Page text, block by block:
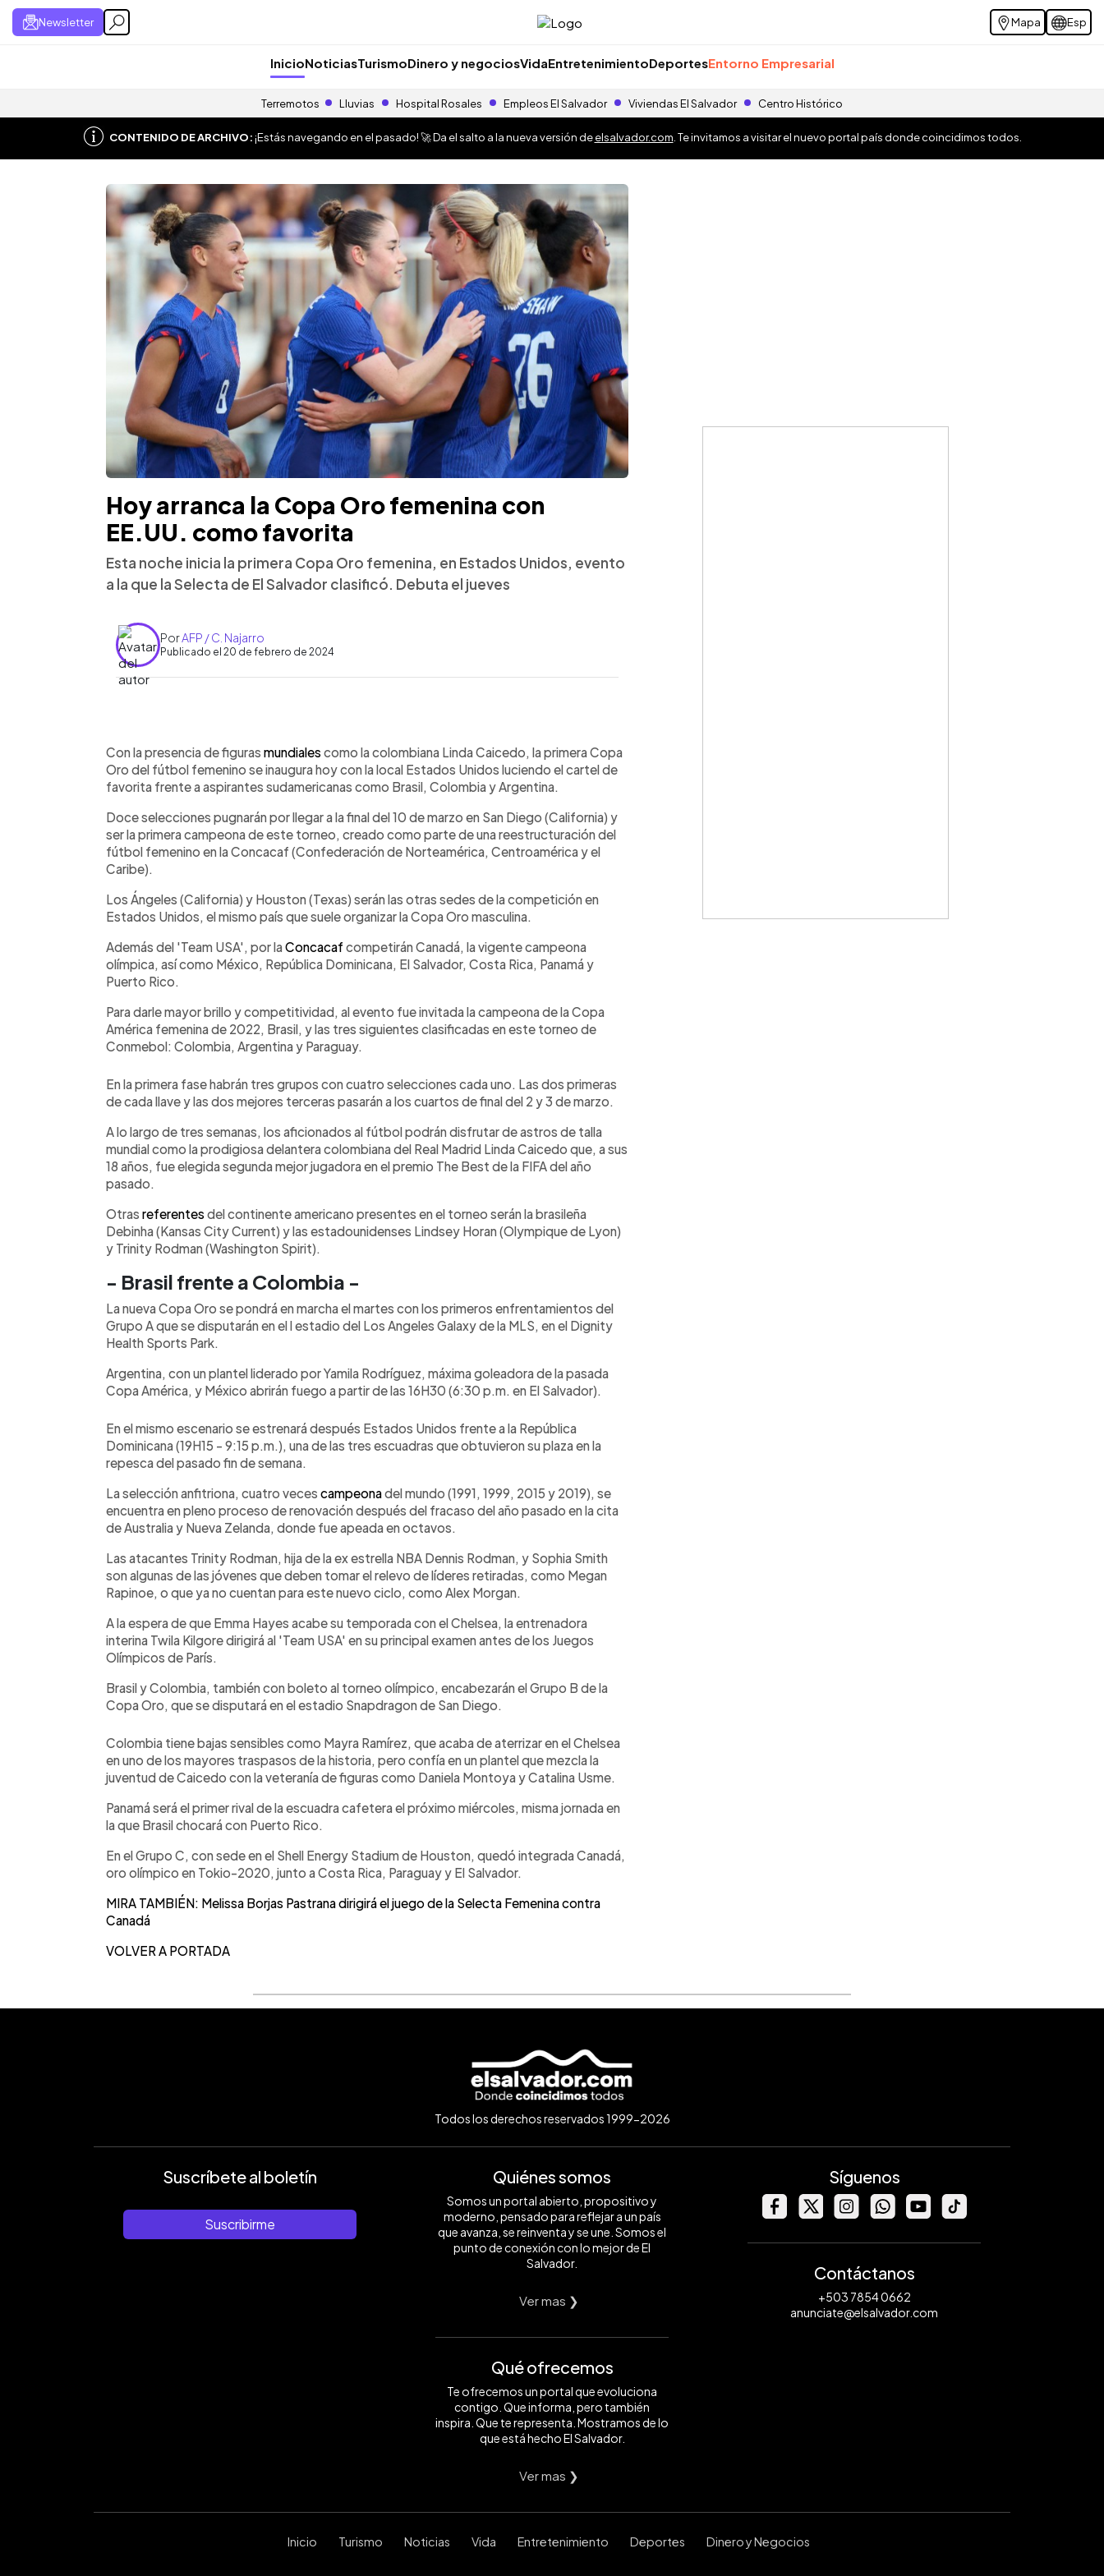
Newsletter Mapa Esp
InicioNoticiasTurismoDinero y negociosVidaEntretenimientoDeportesEntorno Empresarial
Terremotos Lluvias Hospital Rosales Empleos El Salvador Viviendas El Salvador Centro Histórico
CONTENIDO DE ARCHIVO:¡Estás navegando en el pasado! 🚀 Da el salto a la nueva versión deelsalvador.com . Te invitamos a visitar el nuevo portal país donde coincidimos todos.
Hoy arranca la Copa Oro femenina con
EE.UU. como favorita
Esta noche inicia la primera Copa Oro femenina, en Estados Unidos, evento
a la que la Selecta de El Salvador clasificó. Debuta el jueves
PorAFP / C. Najarro
Publicado el 20 de febrero de 2024
Escuchar artículo
Con la presencia de figuras mundialescomo la colombiana Linda Caicedo, la primera Copa
Oro del fútbol femenino se inaugura hoy con la local Estados Unidos luciendo el cartel de
favorita frente a aspirantes sudamericanas como Brasil, Colombia y Argentina.
Doce selecciones pugnarán por llegar a la final del 10 de marzo en San Diego (California) y
ser la primera campeona de este torneo, creado como parte de una reestructuración del
fútbol femenino en la Concacaf (Confederación de Norteamérica, Centroamérica y el
Caribe).
Los Ángeles (California) y Houston (Texas) serán las otras sedes de la competición en
Estados Unidos, el mismo país que suele organizar la Copa Oro masculina.
Además del 'Team USA', por laConcacaf competirán Canadá, la vigente campeona
olímpica, así como México, República Dominicana, El Salvador, Costa Rica, Panamá y
Puerto Rico.
Para darle mayor brillo y competitividad, al evento fue invitada la campeona de la Copa
América femenina de 2022, Brasil, y las tres siguientes clasificadas en este torneo de
Conmebol: Colombia, Argentina y Paraguay.
En la primera fase habrán tres grupos con cuatro selecciones cada uno. Las dos primeras
de cada llave y las dos mejores terceras pasarán a los cuartos de final del 2 y 3 de marzo.
A lo largo de tres semanas, los aficionados al fútbol podrán disfrutar de astros de talla
mundial como la prodigiosa delantera colombiana del Real Madrid Linda Caicedo que, a sus
18 años, fue elegida segunda mejor jugadora en el premio The Best de la FIFA del año
pasado.
Otras referentesdel continente americano presentes en el torneo serán la brasileña
Debinha (Kansas City Current) y las estadounidenses Lindsey Horan (Olympique de Lyon)
y Trinity Rodman (Washington Spirit).
- Brasil frente a Colombia -
La nueva Copa Oro se pondrá en marcha el martes con los primeros enfrentamientos del
Grupo A que se disputarán en el l estadio del Los Angeles Galaxy de la MLS, en el Dignity
Health Sports Park.
Argentina, con un plantel liderado por Yamila Rodríguez, máxima goleadora de la pasada
Copa América, y México abrirán fuego a partir de las 16H30 (6:30 p.m. en El Salvador).
En el mismo escenario se estrenará después Estados Unidos frente a la República
Dominicana (19H15 - 9:15 p.m.), una de las tres escuadras que obtuvieron su plaza en la
repesca del pasado fin de semana.
La selección anfitriona, cuatro veces campeonadel mundo (1991, 1999, 2015 y 2019), se
encuentra en pleno proceso de renovación después del fracaso del año pasado en la cita
de Australia y Nueva Zelanda, donde fue apeada en octavos.
Las atacantes Trinity Rodman, hija de la ex estrella NBA Dennis Rodman, y Sophia Smith
son algunas de las jóvenes que deben tomar el relevo de líderes retiradas, como Megan
Rapinoe, o que ya no cuentan para este nuevo ciclo, como Alex Morgan.
A la espera de que Emma Hayes acabe su temporada con el Chelsea, la entrenadora
interina Twila Kilgore dirigirá al 'Team USA' en su principal examen antes de los Juegos
Olímpicos de París.
Brasil y Colombia, también con boleto al torneo olímpico, encabezarán el Grupo B de la
Copa Oro, que se disputará en el estadio Snapdragon de San Diego.
Colombia tiene bajas sensibles como Mayra Ramírez, que acaba de aterrizar en el Chelsea
en uno de los mayores traspasos de la historia, pero confía en un plantel que mezcla la
juventud de Caicedo con la veteranía de figuras como Daniela Montoya y Catalina Usme.
Panamá será el primer rival de la escuadra cafetera el próximo miércoles, misma jornada en
la que Brasil chocará con Puerto Rico.
En el Grupo C, con sede en el Shell Energy Stadium de Houston, quedó integrada Canadá,
oro olímpico en Tokio-2020, junto a Costa Rica, Paraguay y El Salvador.
MIRA TAMBIÉN: Melissa Borjas Pastrana dirigirá el juego de la Selecta Femenina contra
Canadá
VOLVER A PORTADA
Todos los derechos reservados 1999-2026
Suscríbete al boletín
Suscribirme
Quiénes somos
Somos un portal abierto, propositivo y
moderno, pensado para reflejar a un país
que avanza, se reinventa y se une. Somos el
punto de conexión con lo mejor de El
Salvador.
Ver mas ❯
Qué ofrecemos
Te ofrecemos un portal que evoluciona
contigo. Que informa, pero también
inspira. Que te representa. Mostramos de lo
que está hecho El Salvador.
Ver mas ❯
Síguenos
Contáctanos
+503 7854 0662
anunciate@elsalvador.com
Inicio Turismo Noticias Vida Entretenimiento Deportes Dinero y Negocios